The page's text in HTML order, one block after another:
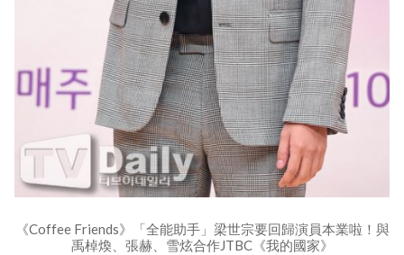
《Coffee Friends》「全能助手」梁世宗要回歸演員本業啦！與
禹棹煥、張赫、雪炫合作JTBC《我的國家》